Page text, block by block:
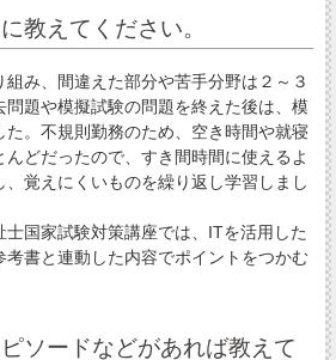
教えてください。
み、間違えた部分や苦手分野は２～３
問題や模擬試験の問題を終えた後は、模
。不規則勤務のため、空き時間や就寝
どだったので、すき間時間に使えるよ
、覚えにくいものを繰り返し学習しまし
国家試験対策講座では、ITを活用した
考書と連動した内容でポイントをつかむ
ソードなどがあれば教えて